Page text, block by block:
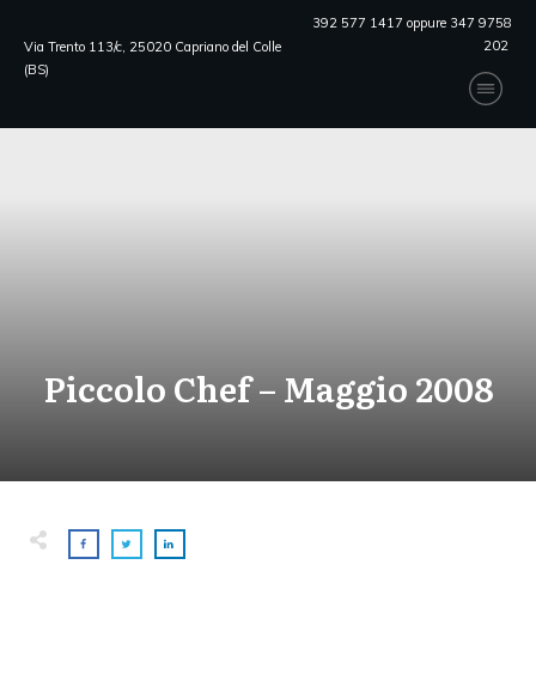
Via Trento 113/c, 25020 Capriano del Colle
(BS)
392 577 1417 oppure 347 9758
202
Piccolo Chef – Maggio 2008